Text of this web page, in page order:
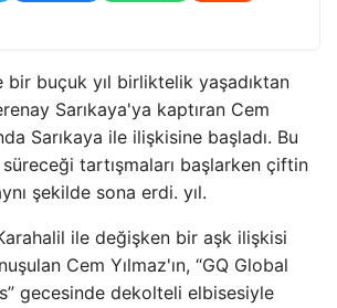
bir buçuk yıl birliktelik yaşadıktan
Sarıkaya'ya kaptıran Cem
Sarıkaya ile ilişkisine başladı. Bu
tartışmaları başlarken çiftin
şekilde sona erdi. yıl.
ile değişken bir aşk ilişkisi
Cem Yılmaz'ın, “GQ Global
gecesinde dekolteli elbisesiyle